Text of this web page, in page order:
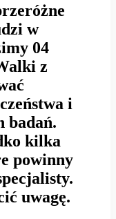
w
04
z
i
badań.
kilka
powinny
uwagę.